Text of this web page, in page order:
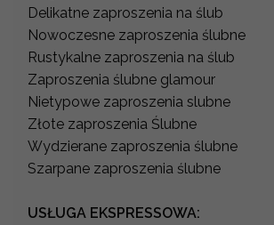
Delikatne zaproszenia na ślub
Nowoczesne zaproszenia ślubne
Rustykalne zaproszenia na ślub
Zaproszenia ślubne glamour
Nietypowe zaproszenia slubne
Złote zaproszenia Ślubne
Wydzierane zaproszenia ślubne
Szarpane zaproszenia ślubne
USŁUGA EKSPRESSOWA: